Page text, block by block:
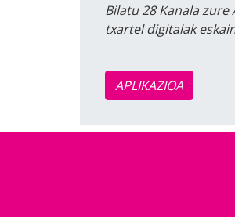
Bilatu 28 Kanala
txartel digitalak
APLIKAZIOA